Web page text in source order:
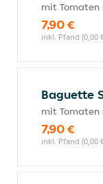
mit Tomaten
7,90 €
inkl. Pfand (0,00
Baguette
mit Tomaten
7,90 €
inkl. Pfand (0,00